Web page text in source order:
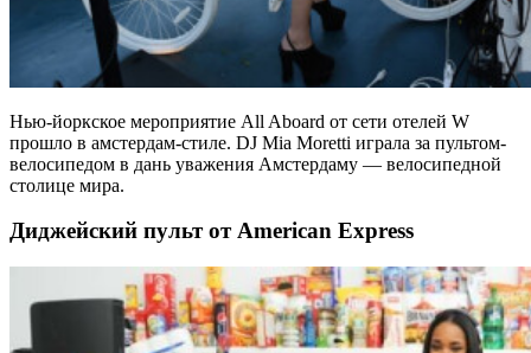
Нью-йоркское мероприятие All Aboard от сети отелей W
прошло в амстердам-стиле. DJ Mia Moretti играла за пультом-
велосипедом в дань уважения Амстердаму — велосипедной
столице мира.
Диджейский пульт от American Express